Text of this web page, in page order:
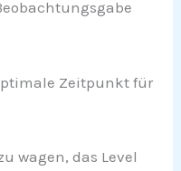
Zeitpunkt für
wagen, das Level